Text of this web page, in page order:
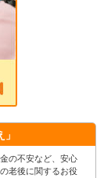
の不安など、安心
老後に関するお役